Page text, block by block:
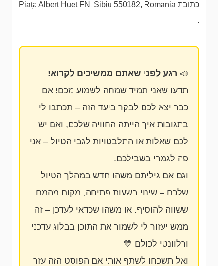
כתובת Piața Albert Huet FN, Sibiu 550182, Romania
.
📣 רגע לפני שאתם ממשיכים לקרוא!
תדעו שאני תמיד שמחה לשמוע מכם! אם
כבר יצא לכם לבקר ביעד הזה – תכתבו לי
בתגובות איך הייתה החוויה שלכם, ואם יש
לכם שאלות או התלבטויות לגבי הטיול – אני
פה לגמרי בשבילכם.
וגם אם גיליתם משהו חדש במהלך הטיול
שלכם – שינוי בשעות פתיחה, מקום מהמם
ששווה להוסיף, או משהו שכדאי לעדכן – זה
ממש יעזור לי לשמור את התוכן בבלוג עדכני
ורלוונטי לכולם 💛
ואל תשכחו לשתף אותי אם הפוסט הזה עזר